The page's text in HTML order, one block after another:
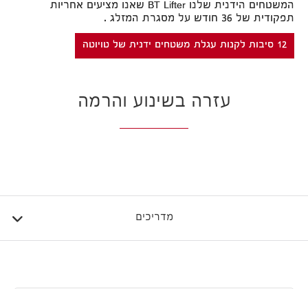
המשטחים הידנית שלנו BT Lifter שאנו מציעים אחריות
תפקודית של 36 חודש על מסגרת המזלג .
12 סיבות לקנות עגלת משטחים ידנית של טויוטה
עזרה בשינוע והרמה
מדריכים